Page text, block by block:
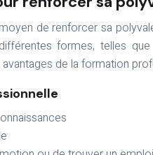
de renforcer sa
formes, telles
de la formation